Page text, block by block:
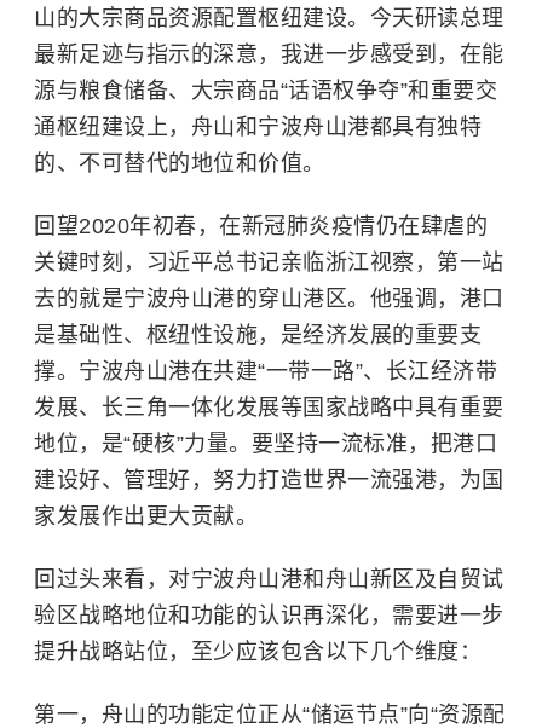
山的大宗商品资源配置枢纽建设。今天研读总理
最新足迹与指示的深意，我进一步感受到，在能
源与粮食储备、大宗商品“话语权争夺”和重要交
通枢纽建设上，舟山和宁波舟山港都具有独特
的、不可替代的地位和价值。
回望2020年初春，在新冠肺炎疫情仍在肆虐的
关键时刻，习近平总书记亲临浙江视察，第一站
去的就是宁波舟山港的穿山港区。他强调，港口
是基础性、枢纽性设施，是经济发展的重要支
撑。宁波舟山港在共建“一带一路”、长江经济带
发展、长三角一体化发展等国家战略中具有重要
地位，是“硬核”力量。要坚持一流标准，把港口
建设好、管理好，努力打造世界一流强港，为国
家发展作出更大贡献。
回过头来看，对宁波舟山港和舟山新区及自贸试
验区战略地位和功能的认识再深化，需要进一步
提升战略站位，至少应该包含以下几个维度：
第一，舟山的功能定位正从“储运节点”向“资源配